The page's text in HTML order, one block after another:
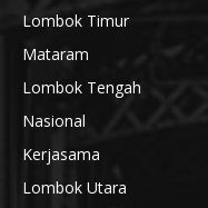
Lombok Timur
Mataram
Lombok Tengah
Nasional
Kerjasama
Lombok Utara